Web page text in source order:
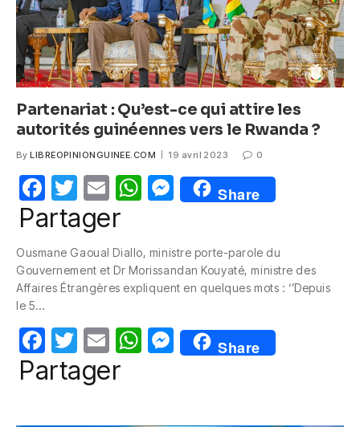
Partenariat : Qu’est-ce qui attire les
autorités guinéennes vers le Rwanda ?
By LIBREOPINIONGUINEE.COM 19 avril 2023 0
F
a
e
b
o
k
T
w
itt
er
E
m
W
s
A
p
M
e
e
n
er
Share
Partager
Ousmane Gaoual Diallo, ministre porte-parole du
Gouvernement et Dr Morissandan Kouyaté, ministre des
Affaires Étrangères expliquent en quelques mots : ‘’Depuis
le 5…
F
a
e
T
w
itt
er
E
m
W
s
M
e
e
Share
Partager